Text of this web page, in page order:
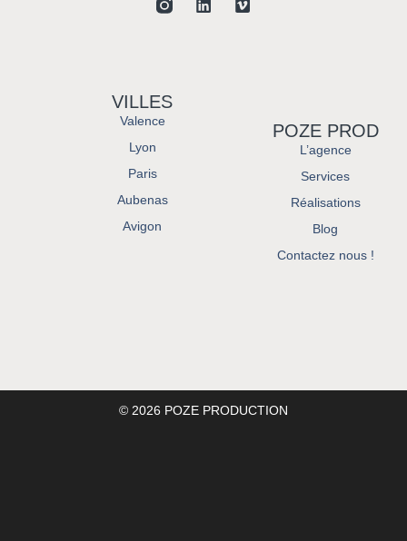
POZE PROD
L’agence
Services
Réalisations
Blog
Contactez nous !
VILLES
Valence
Lyon
Paris
Aubenas
Avigon
© 2026 POZE PRODUCTION